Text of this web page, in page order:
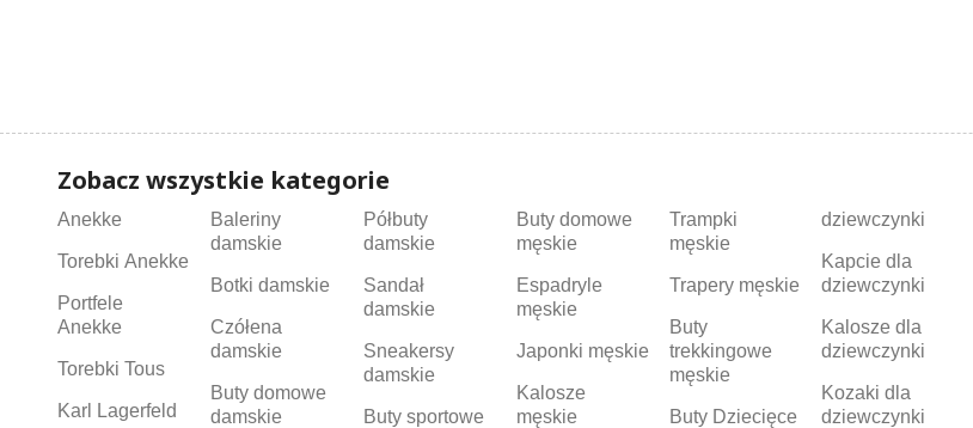
Zobacz wszystkie kategorie
Anekke
Torebki Anekke
Portfele
Anekke
Torebki Tous
Karl Lagerfeld
Baleriny
damskie
Botki damskie
Czółena
damskie
Buty domowe
damskie
Półbuty
damskie
Sandał
damskie
Sneakersy
damskie
Buty sportowe
Buty domowe
męskie
Espadryle
męskie
Japonki męskie
Kalosze
męskie
Trampki
męskie
Trapery męskie
Buty
trekkingowe
męskie
Buty Dziecięce
dziewczynki
Kapcie dla
dziewczynki
Kalosze dla
dziewczynki
Kozaki dla
dziewczynki